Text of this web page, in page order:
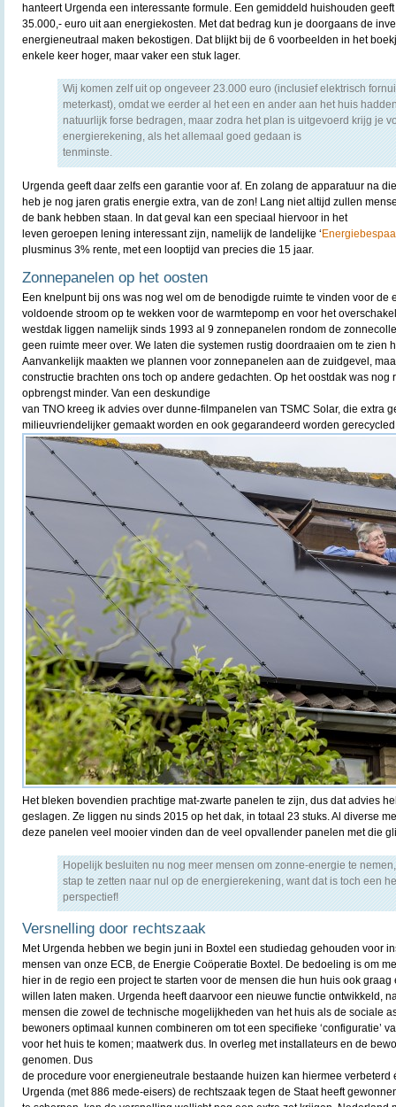
hanteert Urgenda een interessante formule. Een gemiddeld huishouden
35.000,- euro uit aan energiekosten. Met dat bedrag kun je doorgaans de
energieneutraal maken bekostigen. Dat blijkt bij de 6 voorbeelden in het
enkele keer hoger, maar vaker een stuk lager.
Wij komen zelf uit op ongeveer 23.000 euro (inclusief elektrisch
meterkast), omdat we eerder al het een en ander aan het huis
natuurlijk forse bedragen, maar zodra het plan is uitgevoerd krijg je
energierekening, als het allemaal goed gedaan is
tenminste.
Urgenda geeft daar zelfs een garantie voor af. En zolang de apparatuur na
heb je nog jaren gratis energie extra, van de zon! Lang niet altijd zullen
de bank hebben staan. In dat geval kan een speciaal hiervoor in het
leven geroepen lening interessant zijn, namelijk de landelijke ‘
plusminus 3% rente, met een looptijd van precies die 15 jaar.
Zonnepanelen op het oosten
Een knelpunt bij ons was nog wel om de benodigde ruimte te vinden voor de
voldoende stroom op te wekken voor de warmtepomp en voor het
westdak liggen namelijk sinds 1993 al 9 zonnepanelen rondom de
geen ruimte meer over. We laten die systemen rustig doordraaien om te zien
Aanvankelijk maakten we plannen voor zonnepanelen aan de zuidgevel,
constructie brachten ons toch op andere gedachten. Op het oostdak was nog
opbrengst minder. Van een deskundige
van TNO kreeg ik advies over dunne-filmpanelen van TSMC Solar, die extra
milieuvriendelijker gemaakt worden en ook gegarandeerd worden
Het bleken bovendien prachtige mat-zwarte panelen te zijn, dus dat advies
geslagen. Ze liggen nu sinds 2015 op het dak, in totaal 23 stuks. Al diverse
deze panelen veel mooier vinden dan de veel opvallender panelen met die
Hopelijk besluiten nu nog meer mensen om zonne-energie te
stap te zetten naar nul op de energierekening, want dat is toch een
perspectief!
Versnelling door rechtszaak
Met Urgenda hebben we begin juni in Boxtel een studiedag gehouden voor
mensen van onze ECB, de Energie Coöperatie Boxtel. De bedoeling is om
hier in de regio een project te starten voor de mensen die hun huis ook
willen laten maken. Urgenda heeft daarvoor een nieuwe functie ontwikkeld,
mensen die zowel de technische mogelijkheden van het huis als de sociale
bewoners optimaal kunnen combineren om tot een specifieke ‘configuratie’
voor het huis te komen; maatwerk dus. In overleg met installateurs en de
genomen. Dus
de procedure voor energieneutrale bestaande huizen kan hiermee verbeterd
Urgenda (met 886 mede-eisers) de rechtszaak tegen de Staat heeft